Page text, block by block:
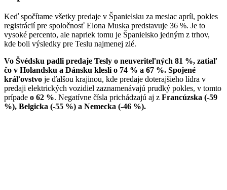
Keď spočítame všetky predaje v Španielsku za mesiac apríl, pokles
registrácií pre spoločnosť Elona Muska predstavuje 36 %. Je to
vysoké percento, ale napriek tomu je Španielsko jedným z trhov,
kde boli výsledky pre Teslu najmenej zlé.
Vo Švédsku padli predaje Tesly o neuveriteľných 81 %, zatiaľ
čo v Holandsku a Dánsku klesli o 74 % a 67 %. Spojené
kráľovstvo je ďalšou krajinou, kde predaje doterajšieho lídra v
predaji elektrických vozidiel zaznamenávajú prudký pokles, v tomto
prípade o 62 %. Negatívne čísla prichádzajú aj z Francúzska (-59
%), Belgicka (-55 %) a Nemecka (-46 %).